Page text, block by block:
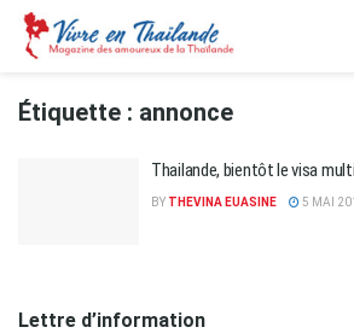
Étiquette : annonce
Thailande, bientôt le visa
BY THEVINA EUASINE 5 MAI
Lettre d’information